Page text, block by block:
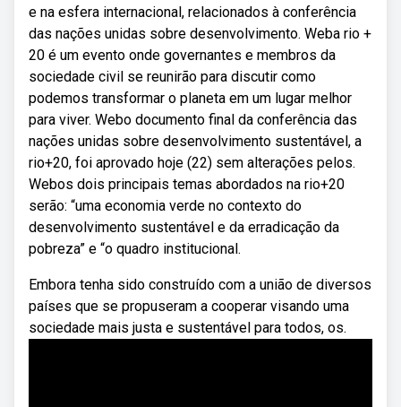
e na esfera internacional, relacionados à conferência
das nações unidas sobre desenvolvimento. Weba rio +
20 é um evento onde governantes e membros da
sociedade civil se reunirão para discutir como
podemos transformar o planeta em um lugar melhor
para viver. Webo documento final da conferência das
nações unidas sobre desenvolvimento sustentável, a
rio+20, foi aprovado hoje (22) sem alterações pelos.
Webos dois principais temas abordados na rio+20
serão: “uma economia verde no contexto do
desenvolvimento sustentável e da erradicação da
pobreza” e “o quadro institucional.
Embora tenha sido construído com a união de diversos
países que se propuseram a cooperar visando uma
sociedade mais justa e sustentável para todos, os.